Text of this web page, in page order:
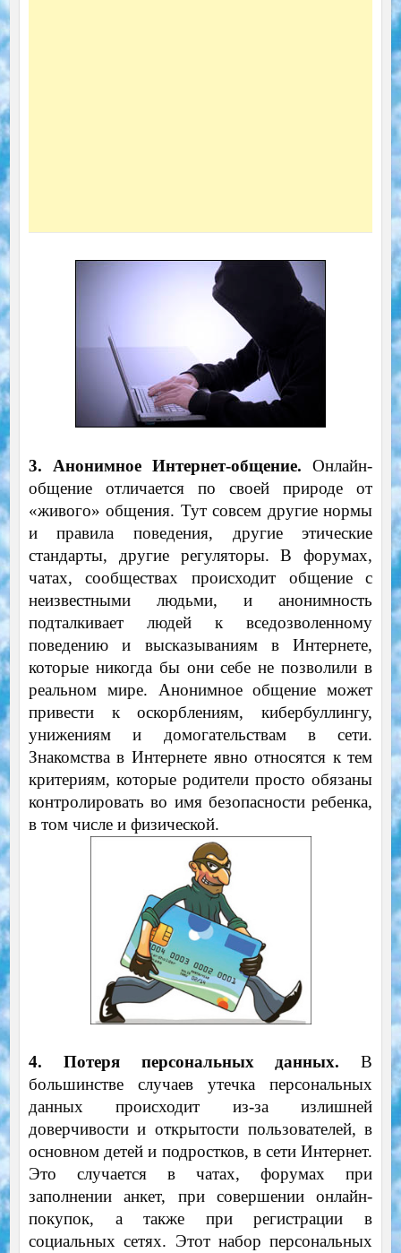
3. Анонимное Интернет-общение. Онлайн-
общение отличается по своей природе от
«живого» общения. Тут совсем другие нормы
и правила поведения, другие этические
стандарты, другие регуляторы. В форумах,
чатах, сообществах происходит общение с
неизвестными людьми, и анонимность
подталкивает людей к вседозволенному
поведению и высказываниям в Интернете,
которые никогда бы они себе не позволили в
реальном мире. Анонимное общение может
привести к оскорблениям, кибербуллингу,
унижениям и домогательствам в сети.
Знакомства в Интернете явно относятся к тем
критериям, которые родители просто обязаны
контролировать во имя безопасности ребенка,
в том числе и физической.
4. Потеря персональных данных. В
большинстве случаев утечка персональных
данных происходит из-за излишней
доверчивости и открытости пользователей, в
основном детей и подростков, в сети Интернет.
Это случается в чатах, форумах при
заполнении анкет, при совершении онлайн-
покупок, а также при регистрации в
социальных сетях. Этот набор персональных